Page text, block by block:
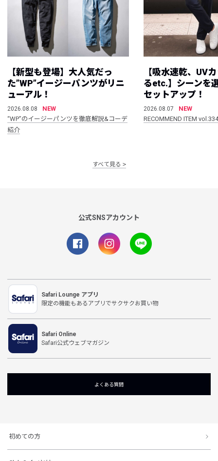
【新型も登場】大人気だっ
た”WP”イージーパンツがリニ
ューアル！
2026.08.08
NEW
“WP”のイージーパンツを徹底解説&コーデ
紹介
【吸水速乾、UV
るetc.】シーンを
セットアップ！
2026.08.07
NEW
RECOMMEND ITEM vol.334
すべて見る
公式SNSアカウント
Safari Lounge アプリ
限定の機能もあるアプリでサクサクお買い物
Safari Online
Safari公式ウェブマガジン
よくある質問
初めての方